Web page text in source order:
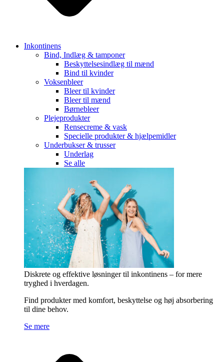
Inkontinens
Bind, Indlæg & tamponer
Beskyttelsesindlæg til mænd
Bind til kvinder
Voksenbleer
Bleer til kvinder
Bleer til mænd
Børnebleer
Plejeprodukter
Rensecreme & vask
Specielle produkter & hjælpemidler
Underbukser & trusser
Underlag
Se alle
Diskrete og effektive løsninger til inkontinens – for mere
tryghed i hverdagen.
Find produkter med komfort, beskyttelse og høj absorbering
til dine behov.
Se mere